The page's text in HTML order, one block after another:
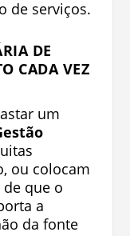
de serviços.
DE
CADA VEZ
um
ou colocam
que o
a
da fonte